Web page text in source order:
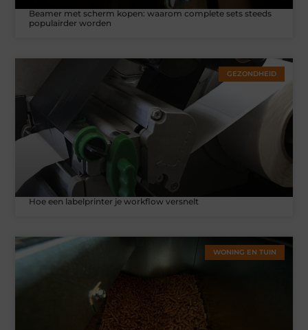
Beamer met scherm kopen: waarom complete sets steeds
populairder worden
GEZONDHEID
Hoe een labelprinter je workflow versnelt
WONING EN TUIN